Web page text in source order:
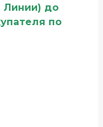
Линии) до
по